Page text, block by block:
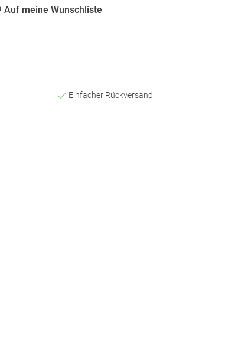
Auf meine Wunschliste
Einfacher Rückversand